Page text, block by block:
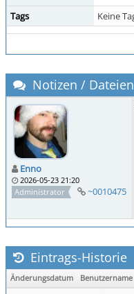
Tags Keine
Notizen / Dateien
Enno
2026-05-23 21:20
Administrator
~0010475
Eintrags-Historie
Änderungsdatum Benutzername